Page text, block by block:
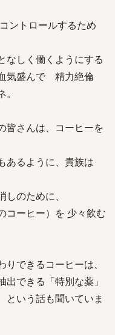
ントロールするため
なしく働くようにする
気盛んで 精力絶倫
皆さんは、コーヒーを
あるように、貴族は
のために、
コーヒー）を 少々飲む
できるコーヒーは、
できる「特別な薬」
いう話も聞いていま